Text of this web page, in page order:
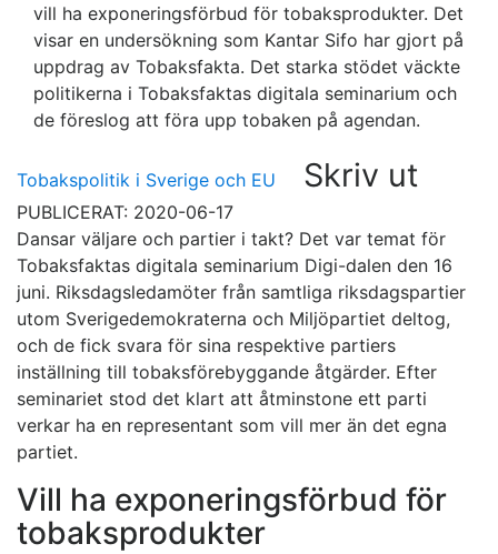
vill ha exponeringsförbud för tobaksprodukter. Det
visar en undersökning som Kantar Sifo har gjort på
uppdrag av Tobaksfakta. Det starka stödet väckte
politikerna i Tobaksfaktas digitala seminarium och
de föreslog att föra upp tobaken på agendan.
Tobakspolitik i Sverige och EU Skriv ut
PUBLICERAT: 2020-06-17
Dansar väljare och partier i takt? Det var temat för
Tobaksfaktas digitala seminarium Digi-dalen den 16
juni. Riksdagsledamöter från samtliga riksdagspartier
utom Sverigedemokraterna och Miljöpartiet deltog,
och de fick svara för sina respektive partiers
inställning till tobaksförebyggande åtgärder. Efter
seminariet stod det klart att åtminstone ett parti
verkar ha en representant som vill mer än det egna
partiet.
Vill ha exponeringsförbud för
tobaksprodukter